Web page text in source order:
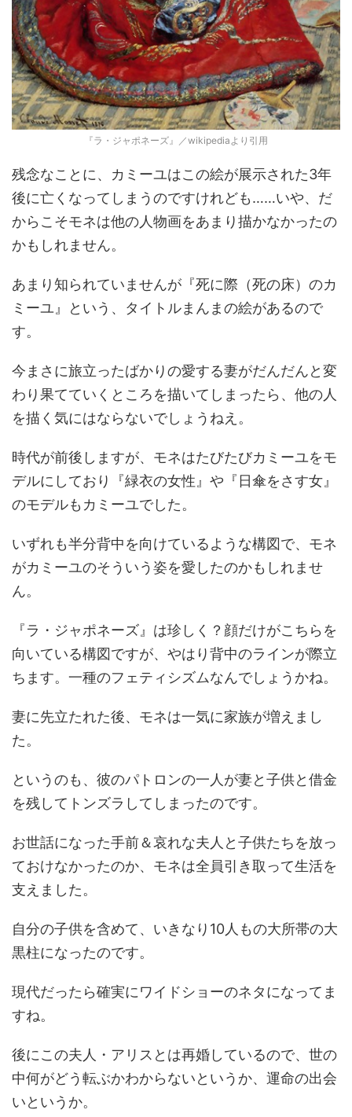
『ラ・ジャポネーズ』／wikipediaより引用
残念なことに、カミーユはこの絵が展示された3年
後に亡くなってしまうのですけれども……いや、だ
からこそモネは他の人物画をあまり描かなかったの
かもしれません。
あまり知られていませんが『死に際（死の床）のカ
ミーユ』という、タイトルまんまの絵があるので
す。
今まさに旅立ったばかりの愛する妻がだんだんと変
わり果てていくところを描いてしまったら、他の人
を描く気にはならないでしょうねえ。
時代が前後しますが、モネはたびたびカミーユをモ
デルにしており『緑衣の女性』や『日傘をさす女』
のモデルもカミーユでした。
いずれも半分背中を向けているような構図で、モネ
がカミーユのそういう姿を愛したのかもしれませ
ん。
『ラ・ジャポネーズ』は珍しく？顔だけがこちらを
向いている構図ですが、やはり背中のラインが際立
ちます。一種のフェティシズムなんでしょうかね。
妻に先立たれた後、モネは一気に家族が増えまし
た。
というのも、彼のパトロンの一人が妻と子供と借金
を残してトンズラしてしまったのです。
お世話になった手前＆哀れな夫人と子供たちを放っ
ておけなかったのか、モネは全員引き取って生活を
支えました。
自分の子供を含めて、いきなり10人もの大所帯の大
黒柱になったのです。
現代だったら確実にワイドショーのネタになってま
すね。
後にこの夫人・アリスとは再婚しているので、世の
中何がどう転ぶかわからないというか、運命の出会
いというか。